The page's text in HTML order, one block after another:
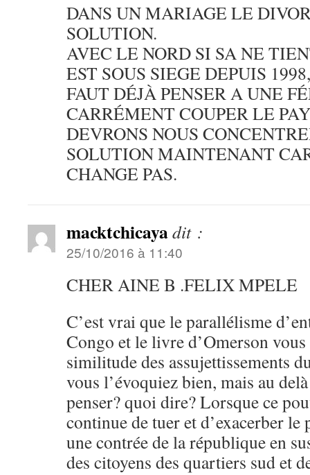
DANS UN MARIAGE LE
SOLUTION.
AVEC LE NORD SI SA NE
EST SOUS SIEGE DEPUIS
FAUT DÉJÀ PENSER A UNE
CARRÉMENT COUPER LE
DEVRONS NOUS
SOLUTION MAINTENANT
CHANGE PAS.
macktchicayadit :
25/10/2016 à 11:40
CHER AINE B .FELIX MPELE
C’est vrai que le parallélisme
Congo et le livre d’Omerson
similitude des assujettissements
vous l’évoquiez bien, mais au
penser? quoi dire? Lorsque ce
continue de tuer et d’exacerber le
une contrée de la république en
des citoyens des quartiers sud et